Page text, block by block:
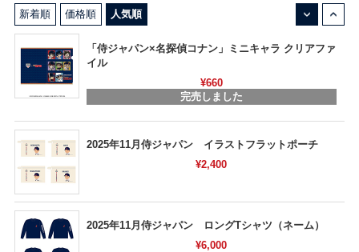
新着順 価格順 人気順
「侍ジャパン×名探偵コナン」ミニキャラ クリアファ
イル
¥660
完売しました
2025年11月侍ジャパン イラストフラットポーチ
¥2,400
2025年11月侍ジャパン ロングTシャツ（ネーム）
¥6,000